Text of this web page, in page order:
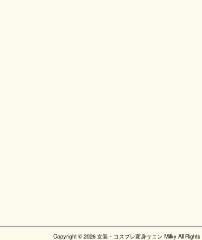
Copyright ©2026女装・コスプレ変身サロン MilkyAll